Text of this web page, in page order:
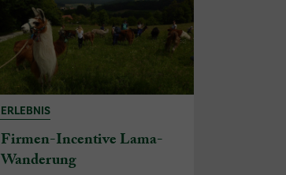
ERLEBNIS
Firmen-Incentive Lama-
Wanderung